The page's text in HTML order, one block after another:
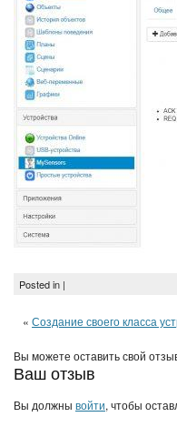
Posted in |
« Создание своего класса
Вы можете оставить свой
Ваш отзыв
Вы должны войти, чтобы